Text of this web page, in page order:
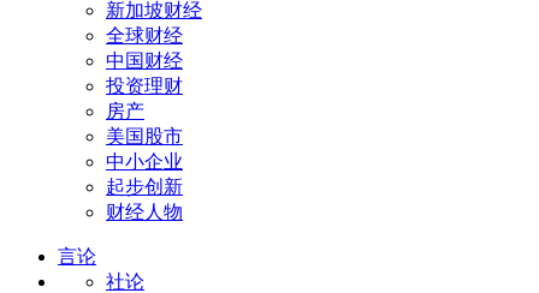
新加坡财经
全球财经
中国财经
投资理财
房产
美国股市
中小企业
起步创新
财经人物
言论
社论